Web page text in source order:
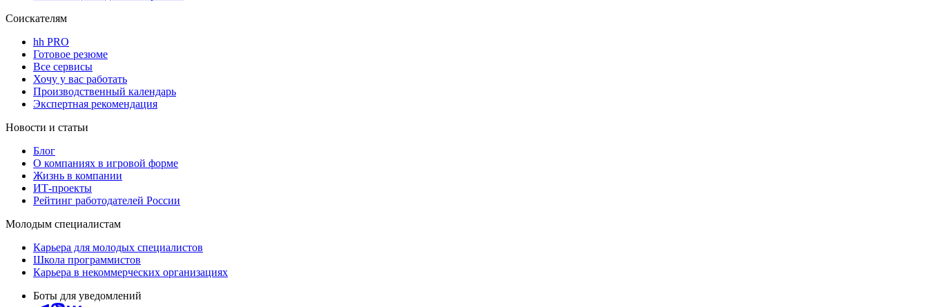
Соискателям
hh PRO
Готовое резюме
Все сервисы
Хочу у вас работать
Производственный календарь
Экспертная рекомендация
Новости и статьи
Блог
О компаниях в игровой форме
Жизнь в компании
ИТ-проекты
Рейтинг работодателей России
Молодым специалистам
Карьера для молодых специалистов
Школа программистов
Карьера в некоммерческих организациях
Боты для уведомлений